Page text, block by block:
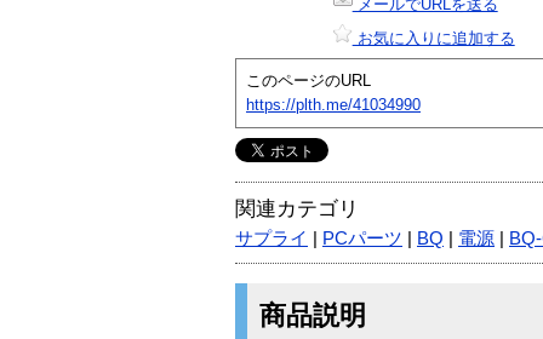
メールでURLを送る
お気に入りに追加する
このページのURL
https://plth.me/41034990
関連カテゴリ
サプライ PCパーツ BQ 電源
商品説明